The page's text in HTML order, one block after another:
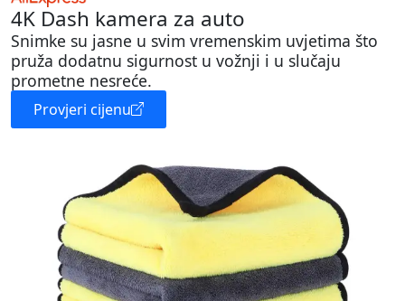
4K Dash kamera za auto
Snimke su jasne u svim vremenskim uvjetima što
pruža dodatnu sigurnost u vožnji i u slučaju
prometne nesreće.
Provjeri cijenu